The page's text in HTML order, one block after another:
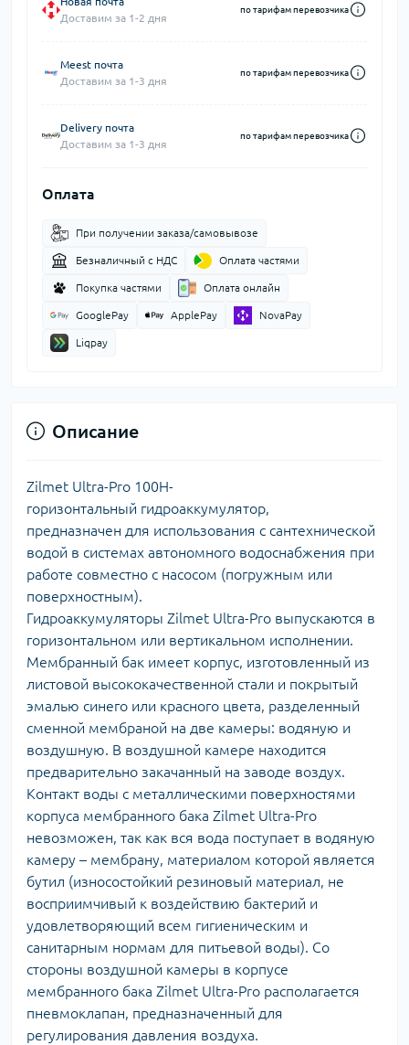
Доставим за 1-2 дня
по тарифам перевозчика
Meest почта
Доставим за 1-3 дня
по тарифам перевозчика
Delivery почта
Доставим за 1-3 дня
по тарифам перевозчика
Оплата
При получении заказа/самовывозе
Безналичный с НДС Оплата частями
Покупка частями Оплата онлайн
GooglePay ApplePay NovaPay
Liqpay
Описание
Zilmet Ultra-Pro 100H-
горизонтальный гидроаккумулятор,
предназначен для использования с сантехнической
водой в системах автономного водоснабжения при
работе совместно с насосом (погружным или
поверхностным).
Гидроаккумуляторы Zilmet Ultra-Pro выпускаются в
горизонтальном или вертикальном исполнении.
Мембранный бак имеет корпус, изготовленный из
листовой высококачественной стали и покрытый
эмалью синего или красного цвета, разделенный
сменной мембраной на две камеры: водяную и
воздушную. В воздушной камере находится
предварительно закачанный на заводе воздух.
Контакт воды с металлическими поверхностями
корпуса мембранного бака Zilmet Ultra-Pro
невозможен, так как вся вода поступает в водяную
камеру – мембрану, материалом которой является
бутил (износостойкий резиновый материал, не
восприимчивый к воздействию бактерий и
удовлетворяющий всем гигиеническим и
санитарным нормам для питьевой воды). Со
стороны воздушной камеры в корпусе
мембранного бака Zilmet Ultra-Pro располагается
пневмоклапан, предназначенный для
регулирования давления воздуха.